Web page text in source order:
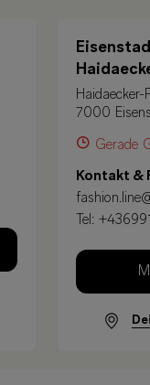
7000
Gerade
Kontakt &
Tel: